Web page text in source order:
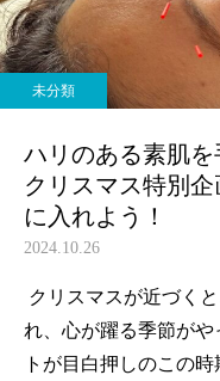
未分類
ハリのある素肌
クリスマス特別
に入れよう！
2024.10.26
クリスマスが近づく
れ、 心が躍る季節がや
トが目白押しのこの時